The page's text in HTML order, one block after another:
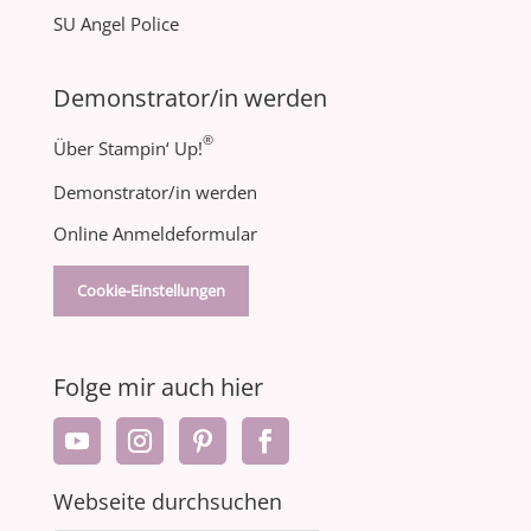
SU Angel Police
Demonstrator/in werden
Über Stampin‘ Up!®
Demonstrator/in werden
Online Anmeldeformular
Cookie-Einstellungen
Folge mir auch hier
Webseite durchsuchen